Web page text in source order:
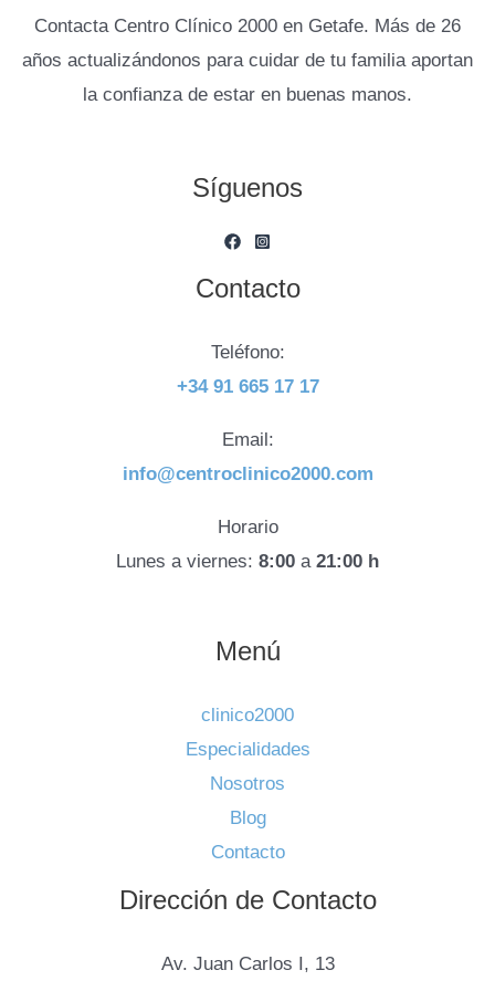
Contacta Centro Clínico 2000 en Getafe. Más de 26
años actualizándonos para cuidar de tu familia aportan
la confianza de estar en buenas manos.
Síguenos
Contacto
Teléfono:
+34 91 665 17 17
Email:
info@centroclinico2000.com
Horario
Lunes a viernes: 8:00 a 21:00 h
Menú
clinico2000
Especialidades
Nosotros
Blog
Contacto
Dirección de Contacto
Av. Juan Carlos I, 13